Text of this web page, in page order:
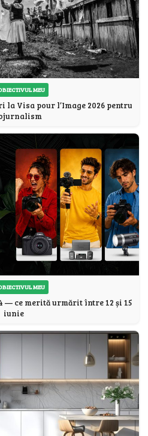
MEU
la Visa pour l’Image 2026 pentru
MEU
— ce merită urmărit între 12 și 15
iunie